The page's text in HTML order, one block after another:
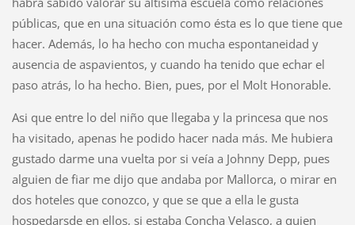
públicas, que en una situación como ésta es lo que tiene que
hacer. Además, lo ha hecho con mucha espontaneidad y
ausencia de aspavientos, y cuando ha tenido que echar el
paso atrás, lo ha hecho. Bien, pues, por el Molt Honorable.
Asi que entre lo del niño que llegaba y la princesa que nos
ha visitado, apenas he podido hacer nada más. Me hubiera
gustado darme una vuelta por si veía a Johnny Depp, pues
alguien de fiar me dijo que andaba por Mallorca, o mirar en
dos hoteles que conozco, y que se que a ella le gusta
hospedarsde en ellos, si estaba Concha Velasco, a quien